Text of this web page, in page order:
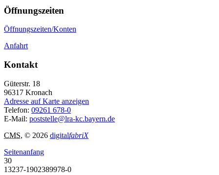
Öffnungszeiten
Öffnungszeiten/Konten
Anfahrt
Kontakt
Güterstr. 18
96317 Kronach
Adresse auf Karte anzeigen
Telefon: 09261 678-0
E-Mail: poststelle@lra-kc.bayern.de
CMS, © 2026 digitalfabriX
Seitenanfang
30
13237-1902389978-0